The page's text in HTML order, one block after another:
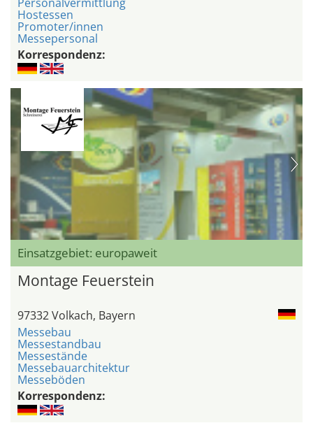
Hostessen
Promoter/innen
Messepersonal
Korrespondenz:
Einsatzgebiet: europaweit
Montage Feuerstein
97332 Volkach, Bayern
Messebau
Messestandbau
Messestände
Messebauarchitektur
Messeböden
Korrespondenz: